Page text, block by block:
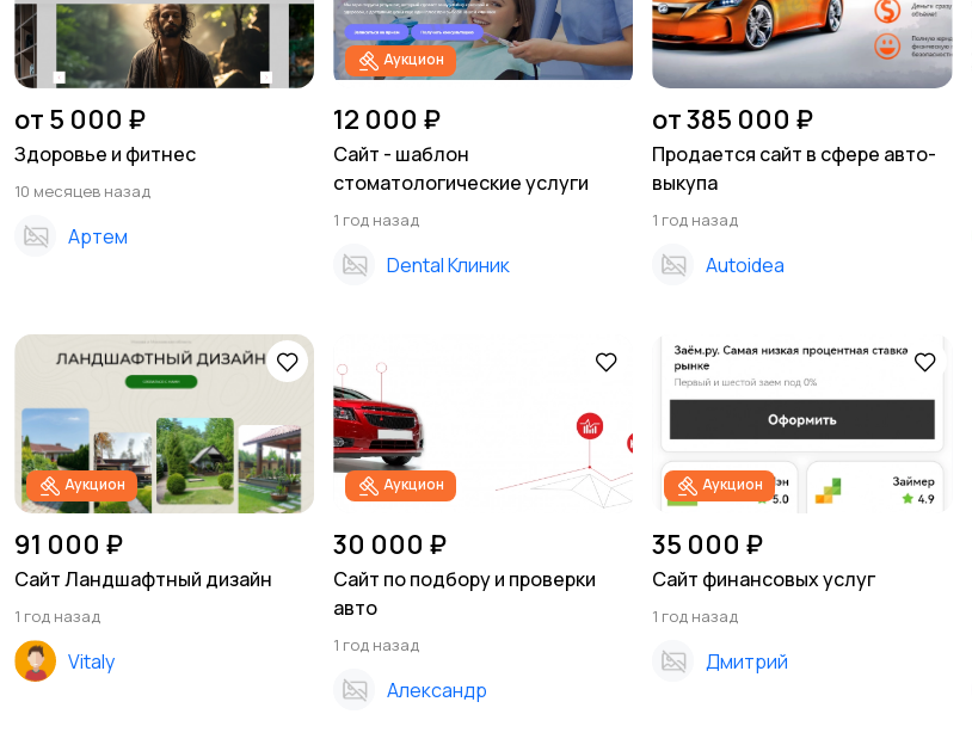
от 5 000 ₽
Здоровье и фитнес
10 месяцев назад
Артем
Аукцион
12 000 ₽
Сайт - шаблон
стоматологические услуги
1 год назад
Dental Клиник
от 385 000 ₽
Продается сайт в сфере авто-
выкупа
1 год назад
Autoidea
Аукцион
91 000 ₽
Сайт Ландшафтный дизайн
1 год назад
Vitaly
Аукцион
30 000 ₽
Сайт по подбору и проверки
авто
1 год назад
Александр
Аукцион
35 000 ₽
Сайт финансовых услуг
1 год назад
Дмитрий